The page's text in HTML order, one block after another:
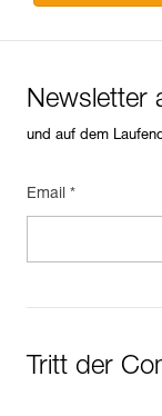
Newsletter
und auf dem
Email *
Tritt der